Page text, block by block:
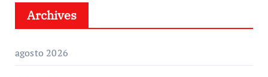
Archives
agosto 2026